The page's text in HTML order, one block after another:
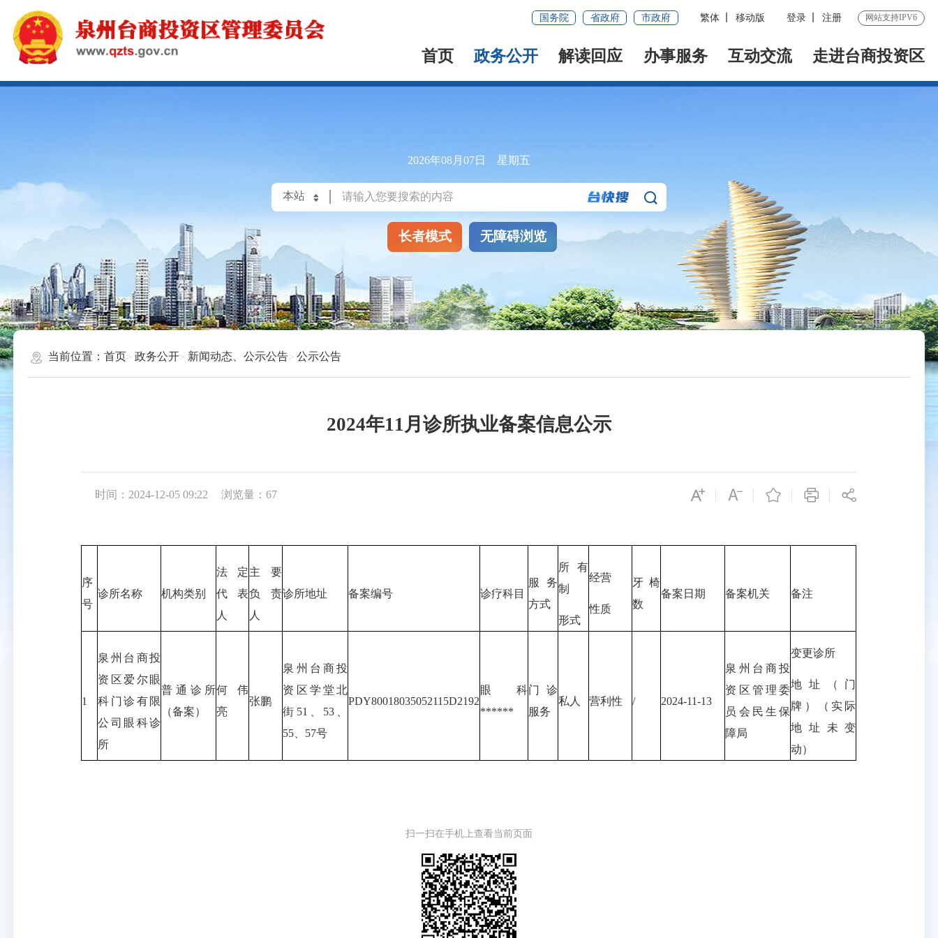
国务院 省政府 市政府 繁体 移动版 登录 注册 网站支持IPV6
首页 政务公开 解读回应 办事服务 互动交流 走进台商投资区
2026年08月07日 星期五
长者模式 无障碍浏览
当前位置：首页 政务公开 新闻动态、公示公告 公示公告
2024年11月诊所执业备案信息公示
时间：2024-12-05 09:22 浏览量： 67
序
号
诊所名称 机构类别
法定
代表
人
主要
负责
人
诊所地址 备案编号 诊疗科目
服务
方式
所有
制
形式
经营
性质
牙椅
数
备案日期 备案机关 备注
1
泉州台商投
资区爱尔眼
科门诊有限
公司眼科诊
所
普通诊所
（备案）
何伟
亮
张鹏
泉州台商投
资区学堂北
街51、53、
55、57号
PDY80018035052115D2192
眼科
******
门诊
服务
私人 营利性 / 2024-11-13
泉州台商投
资区管理委
员会民生保
障局
变更诊所
地址（门
牌）（实际
地址未变
动）
扫一扫在手机上查看当前页面